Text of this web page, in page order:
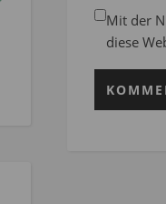
Mit der
diese